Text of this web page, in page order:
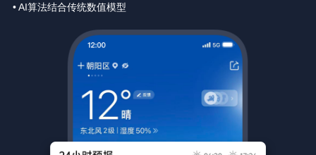
• AI算法结合传统数值模型